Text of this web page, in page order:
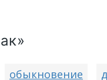
обыкновение